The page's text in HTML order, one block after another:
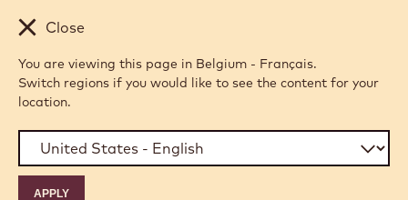
Skip to main content
Close
You are viewing this page in Belgium - Français.
Switch regions if you would like to see the content for your
location.